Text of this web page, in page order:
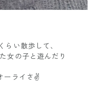
らい散歩して、
女の子と遊んだり
ーライさ✌️